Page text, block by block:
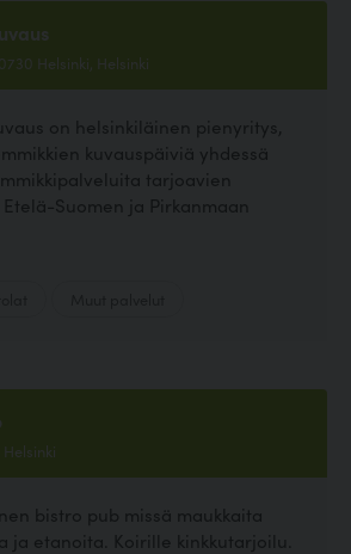
Helsinki, Helsinki
on helsinkiläinen pienyritys,
kuvauspäiviä yhdessä
tarjoavien
Suomen ja Pirkanmaan
bistro pub missä maukkaita
etanoita. Koirille kinkkutarjoilu.